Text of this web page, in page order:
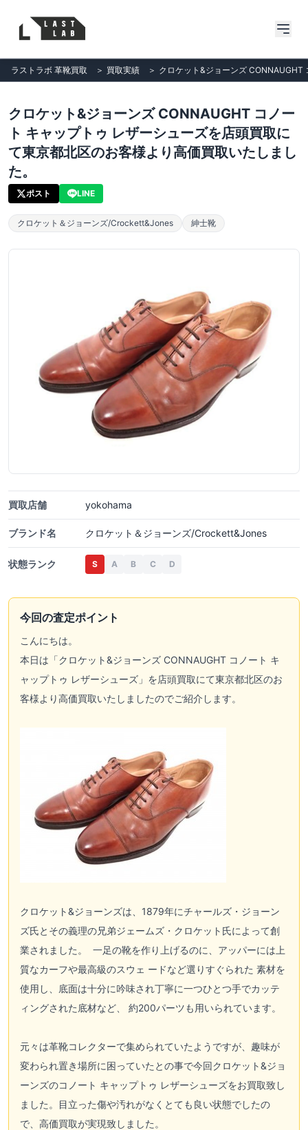
ラストラボ 革靴買取 ＞ 買取実績 ＞ クロケット&ジョーンズ CONNAUGHT
クロケット&ジョーンズ CONNAUGHT コノー
ト キャップトゥ レザーシューズを店頭買取に
て東京都北区のお客様より高価買取いたしまし
た。
ポスト LINE
クロケット＆ジョーンズ/Crockett&Jones 紳士靴
買取店舗 yokohama
ブランド名 クロケット＆ジョーンズ/Crockett&Jones
状態ランク S A B C D
今回の査定ポイント
こんにちは。
本日は「クロケット&ジョーンズ CONNAUGHT コノート キ
ャップトゥ レザーシューズ」を店頭買取にて東京都北区のお
客様より高価買取いたしましたのでご紹介します。
クロケット&ジョーンズは、1879年にチャールズ・ジョーン
ズ氏とその義理の兄弟ジェームズ・クロケット氏によって創
業されました。 一足の靴を作り上げるのに、アッパーには上
質なカーフや最高級のスウェ ードなど選りすぐられた 素材を
使用し、底面は十分に吟味され丁寧に一つひとつ手でカッテ
ィングされた底材など、 約200パーツも用いられています。
元々は革靴コレクターで集められていたようですが、趣味が
変わられ置き場所に困っていたとの事で今回クロケット&ジョ
ーンズのコノート キャップトゥ レザーシューズをお買取致し
ました。目立った傷や汚れがなくとても良い状態でしたの
で、高価買取が実現致しました。